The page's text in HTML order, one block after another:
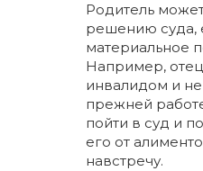
Родитель
решению суда,
материальное
Например,
инвалидом и
прежней
пойти в суд и
его от
навстречу.